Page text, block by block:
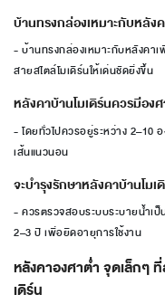
บ้านทรงกล่องเหมาะกับหลัง
- บ้านทรงกล่องเหมาะกับหลังคา
สายสไตล์โมเดิร์นให้เด่นชัดยิ่งขึ้น
หลังคาบ้านโมเดิร์นควรมีองศ
- โดยทั่วไปควรอยู่ระหว่าง 2–10
เส้นแนวนอน
จะบำรุงรักษาหลังคาบ้านโมเ
- ควรตรวจสอบระบบระบายน้ำเ
2–3 ปี เพื่อยืดอายุการใช้งาน
หลังคาองศาต่ำ จุดเล็กๆ
เดิร์น